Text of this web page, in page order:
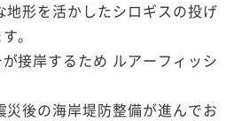
形を活かしたシロギスの投げ
。
接岸するため ルアーフィッシ
災後の海岸堤防整備が進んでお